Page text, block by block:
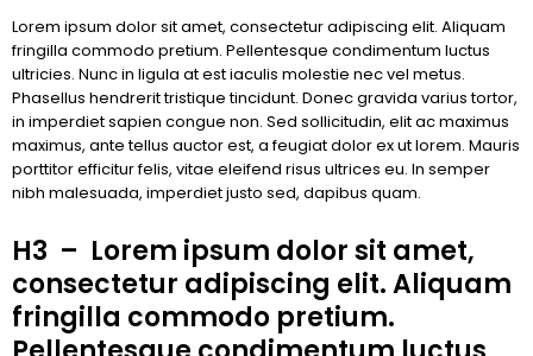
Lorem ipsum dolor sit amet, consectetur adipiscing elit. Aliquam
fringilla commodo pretium. Pellentesque condimentum luctus
ultricies. Nunc in ligula at est iaculis molestie nec vel metus.
Phasellus hendrerit tristique tincidunt. Donec gravida varius tortor,
in imperdiet sapien congue non. Sed sollicitudin, elit ac maximus
maximus, ante tellus auctor est, a feugiat dolor ex ut lorem. Mauris
porttitor efficitur felis, vitae eleifend risus ultrices eu. In semper
nibh malesuada, imperdiet justo sed, dapibus quam.
H3 – Lorem ipsum dolor sit amet,
consectetur adipiscing elit. Aliquam
fringilla commodo pretium.